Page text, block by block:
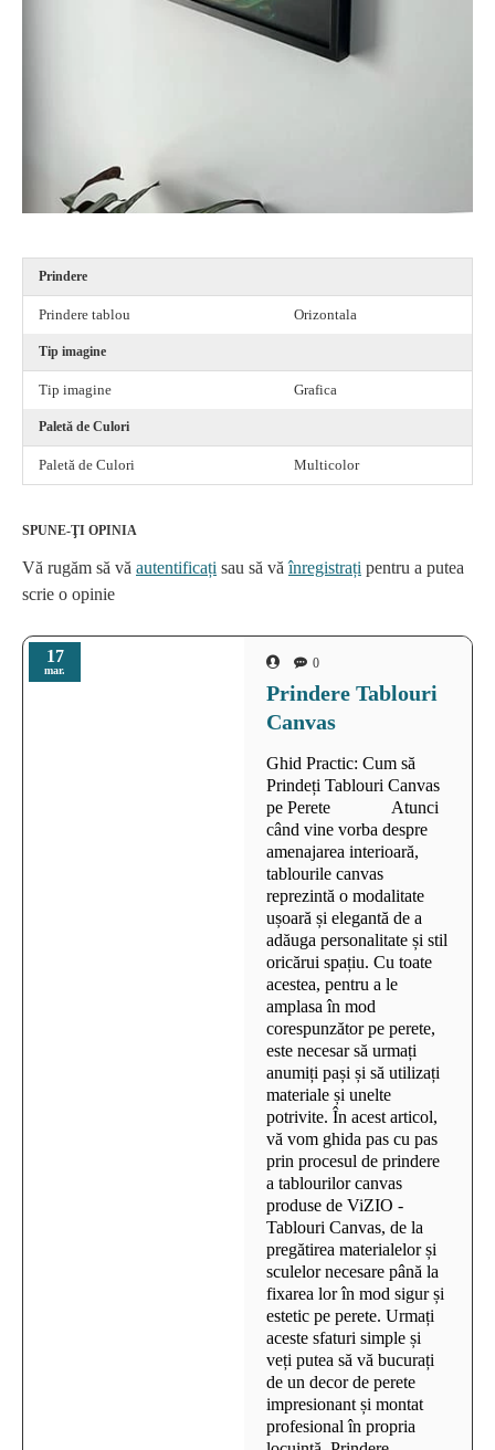
17
mar. 0
Prindere Tablouri
Canvas
Ghid Practic: Cum să
Prindeți Tablouri Canvas
pe Perete Atunci
când vine vorba despre
amenajarea interioară,
tablourile canvas
reprezintă o modalitate
ușoară și elegantă de a
adăuga personalitate și stil
oricărui spațiu. Cu toate
acestea, pentru a le
amplasa în mod
corespunzător pe perete,
este necesar să urmați
anumiți pași și să utilizați
materiale și unelte
potrivite. În acest articol,
vă vom ghida pas cu pas
prin procesul de prindere
a tablourilor canvas
produse de ViZIO -
Tablouri Canvas, de la
pregătirea materialelor și
sculelor necesare până la
fixarea lor în mod sigur și
estetic pe perete. Urmați
aceste sfaturi simple și
veți putea să vă bucurați
de un decor de perete
impresionant și montat
profesional în propria
Prindere
Prindere tablou Orizontala
Tip imagine
Tip imagine Grafica
Paletă de Culori
Paletă de Culori Multicolor
SPUNE-ŢI OPINIA
Vă rugăm să vă autentificați sau să văînregistrați pentru a putea
scrie o opinie